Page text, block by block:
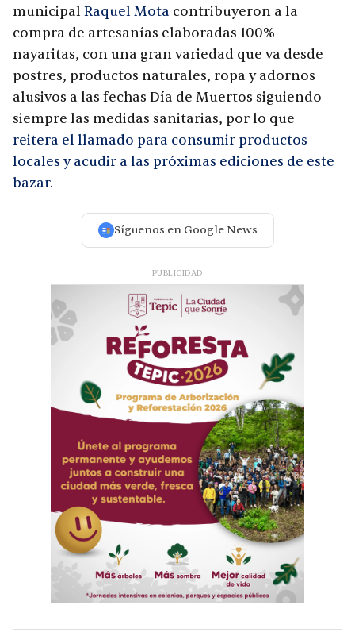
municipal Raquel Mota contribuyeron a la
compra de artesanías elaboradas 100%
nayaritas, con una gran variedad que va desde
postres, productos naturales, ropa y adornos
alusivos a las fechas Día de Muertos siguiendo
siempre las medidas sanitarias, por lo que
reitera el llamado para consumir productos
locales y acudir a las próximas ediciones de este
bazar.
Síguenos en Google News
PUBLICIDAD